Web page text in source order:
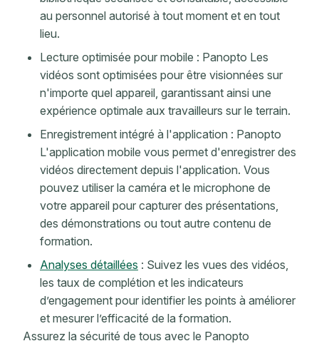
au personnel autorisé à tout moment et en tout
lieu.
Lecture optimisée pour mobile : Panopto Les
vidéos sont optimisées pour être visionnées sur
n'importe quel appareil, garantissant ainsi une
expérience optimale aux travailleurs sur le terrain.
Enregistrement intégré à l'application : Panopto
L'application mobile vous permet d'enregistrer des
vidéos directement depuis l'application. Vous
pouvez utiliser la caméra et le microphone de
votre appareil pour capturer des présentations,
des démonstrations ou tout autre contenu de
formation.
Analyses détaillées : Suivez les vues des vidéos,
les taux de complétion et les indicateurs
d’engagement pour identifier les points à améliorer
et mesurer l’efficacité de la formation.
Assurez la sécurité de tous avec le Panopto